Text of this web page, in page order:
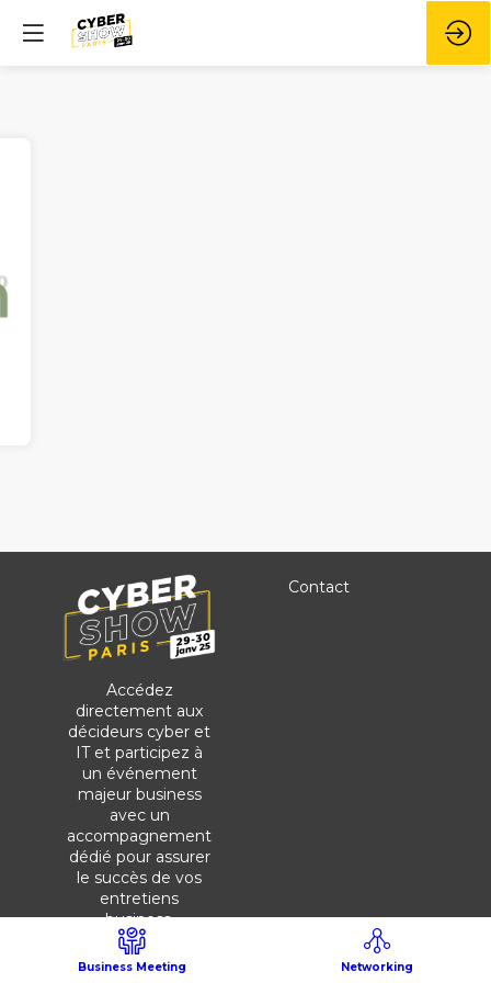
Accédez
directement aux
décideurs cyber et
IT et participez à
un événement
majeur business
avec un
accompagnement
dédié pour assurer
le succès de vos
entretiens
business.
Une stratégie
globale et
Contact
Business Meeting Networking